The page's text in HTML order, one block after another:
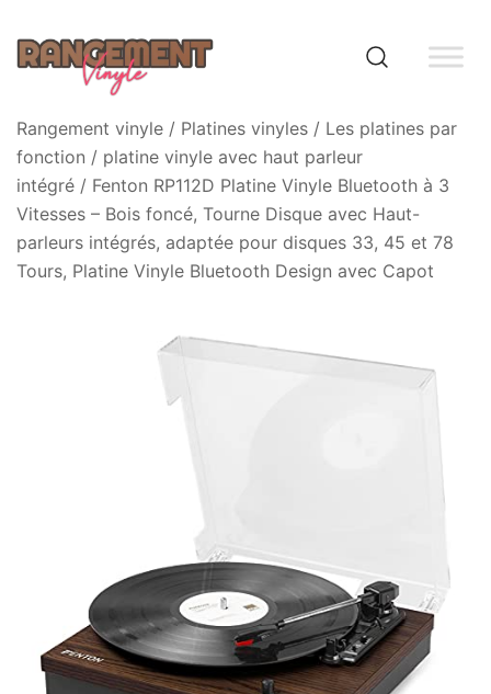
content
Rangement vinyle
Rangement vinyle / Platines vinyles / Les platines par
fonction / platine vinyle avec haut parleur
intégré / Fenton RP112D Platine Vinyle Bluetooth à 3
Vitesses – Bois foncé, Tourne Disque avec Haut-
parleurs intégrés, adaptée pour disques 33, 45 et 78
Tours, Platine Vinyle Bluetooth Design avec Capot